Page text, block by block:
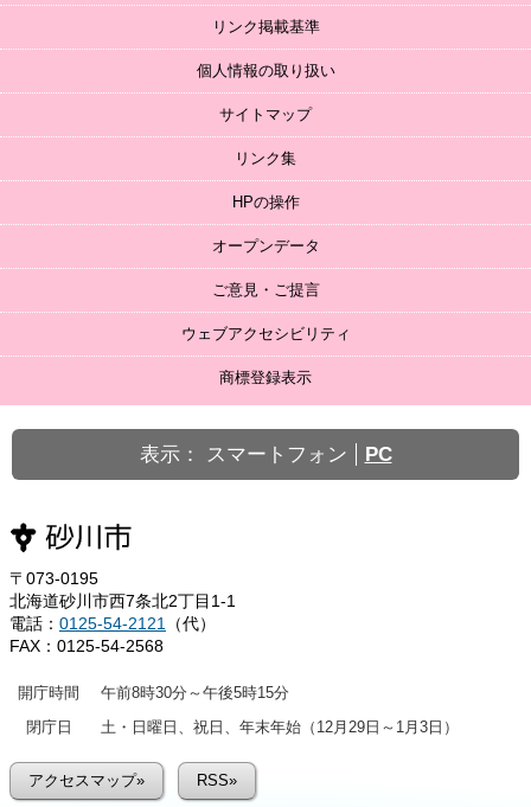
リンク掲載基準
個人情報の取り扱い
サイトマップ
リンク集
HPの操作
オープンデータ
ご意見・ご提言
ウェブアクセシビリティ
商標登録表示
表示： スマートフォン PC
〒073-0195
北海道砂川市西7条北2丁目1-1
電話： 0125-54-2121
（代）
FAX：0125-54-2568
開庁時間
午前8時30分～午後5時15分
閉庁日
土・日曜日、祝日、年末年始（12月29日～1月3日）
アクセスマップ» RSS»